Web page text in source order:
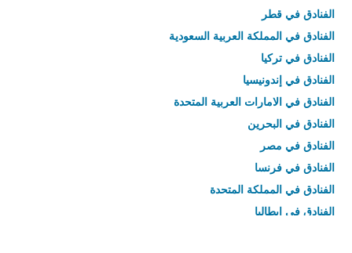
الفنادق في قطر
الفنادق في المملكة العربية السعودية
الفنادق في تركيا
الفنادق في إندونيسيا
الفنادق في الامارات العربية المتحدة
الفنادق في البحرين
الفنادق في مصر
الفنادق في فرنسا
الفنادق في المملكة المتحدة
الفنادق في إيطاليا